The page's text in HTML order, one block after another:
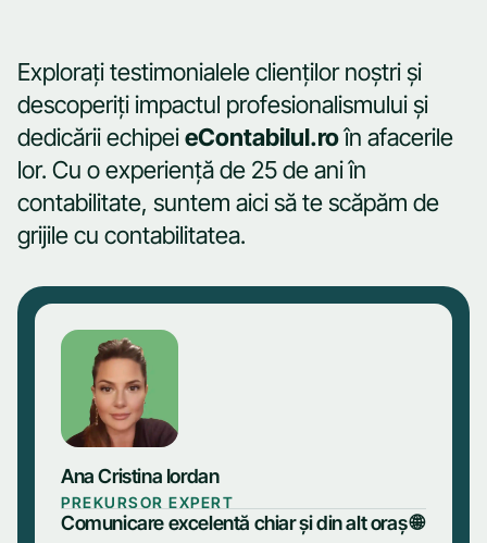
Explorați testimonialele clienților noștri și
descoperiți impactul profesionalismului și
dedicării echipeieContabilul.roîn afacerile
lor. Cu o experiență de 25 de ani în
contabilitate, suntem aici să te scăpăm de
grijile cu contabilitatea.
Ana Cristina Iordan
PREKURSOR EXPERT
Comunicare excelentă chiar și din alt oraș 🌐